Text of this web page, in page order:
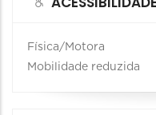
Física/Motora
Mobilidade reduzida